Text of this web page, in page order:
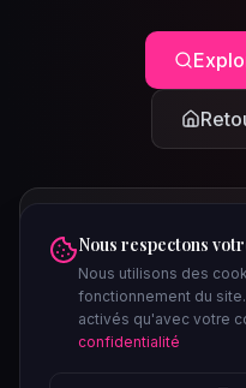
Nous respectons
Nous utilisons des
fonctionnement du
activés qu'avec votre
confidentialité